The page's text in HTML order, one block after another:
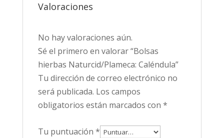
Valoraciones
No hay valoraciones aún.
Sé el primero en valorar “Bolsas
hierbas Naturcid/Plameca: Caléndula”
Tu dirección de correo electrónico no
será publicada. Los campos
obligatorios están marcados con *
Tu puntuación *